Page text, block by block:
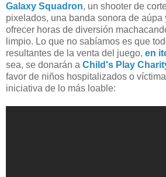
Galaxy Squadron, un shooter de
pixelados, una banda sonora de aúpa
ofrecer horas de diversión
limpio. Lo que no sabíamos es que
resultantes de la venta del juego, en
sea, se donarán a Child's Play
favor de niños hospitalizados o
iniciativa de lo más loable: